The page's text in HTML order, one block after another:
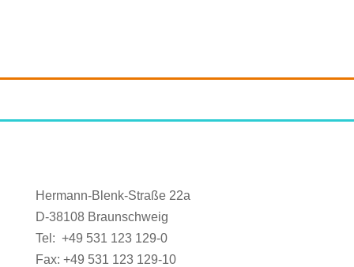
Hermann-Blenk-Straße 22a
D-38108 Braunschweig
Tel: +49 531 123 129-0
Fax: +49 531 123 129-10